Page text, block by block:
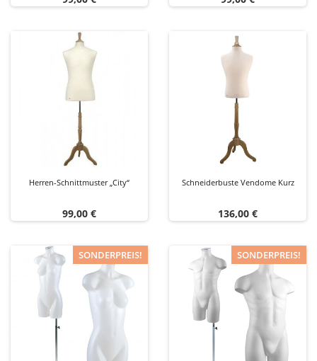
Herren-Schnittmuster „City“
Preis
99,00 €
Schneiderbuste Vendome Kurz
Preis
136,00 €
SONDERPREIS! SONDERPREIS!